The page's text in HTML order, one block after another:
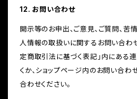
12. お問い合わせ
開示等のお申出、ご意見、ご質問、苦
人情報の取扱いに関するお問い合わせ
定商取引法に基づく表記」内にある
くか、ショップページ内のお問い合わ
合わせください。